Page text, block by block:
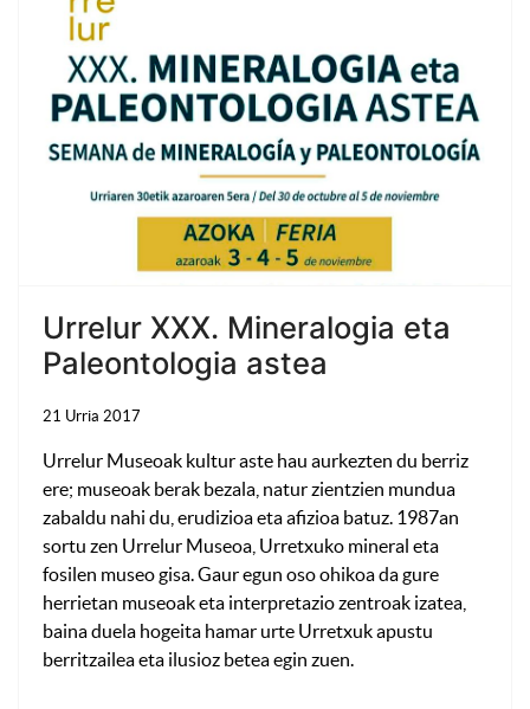
Urrelur XXX. Mineralogia eta
Paleontologia astea
21 Urria 2017
Urrelur Museoak kultur aste hau aurkezten du berriz
ere; museoak berak bezala, natur zientzien mundua
zabaldu nahi du, erudizioa eta afizioa batuz. 1987an
sortu zen Urrelur Museoa, Urretxuko mineral eta
fosilen museo gisa. Gaur egun oso ohikoa da gure
herrietan museoak eta interpretazio zentroak izatea,
baina duela hogeita hamar urte Urretxuk apustu
berritzailea eta ilusioz betea egin zuen.